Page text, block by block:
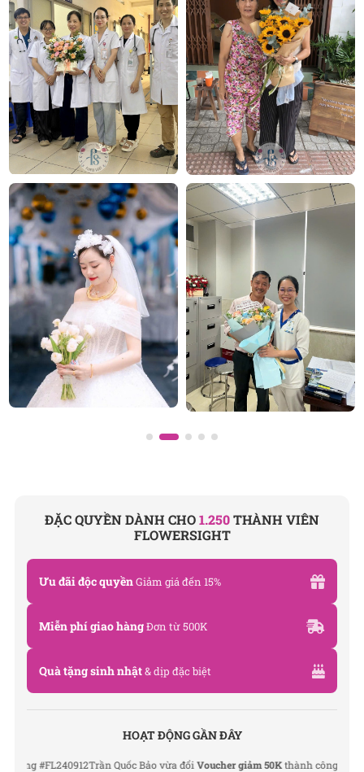
ĐẶC QUYỀN DÀNH CHO1.250THÀNH VIÊN
FLOWERSIGHT
Ưu đãi độc quyềnGiảm giá đến 15%
Miễn phí giao hàngĐơn từ 500K
Quà tặng sinh nhật& dịp đặc biệt
HOẠT ĐỘNG GẦN ĐÂY
#FL240912Trần Quốc Bảo vừa đổiVoucher giảm 50Kthành côngLê Thu Hà